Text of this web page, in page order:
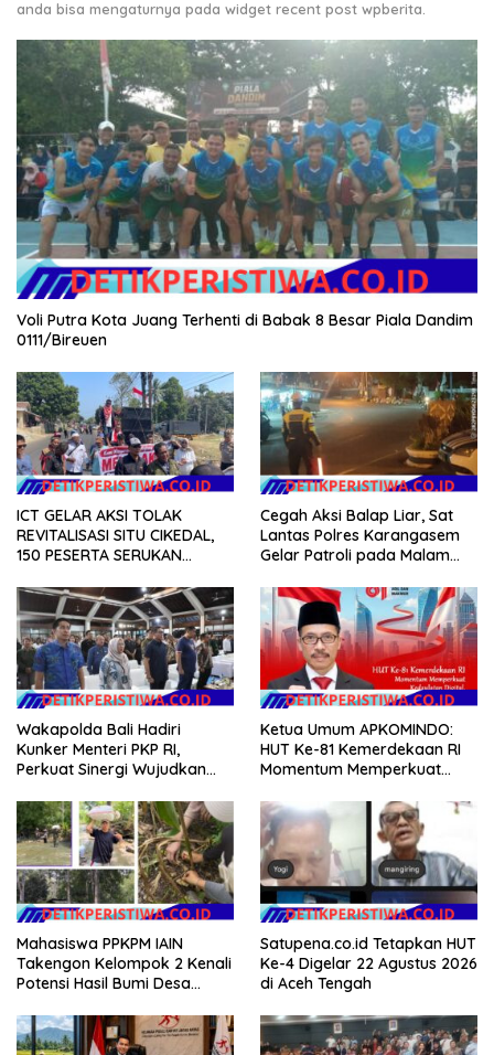
anda bisa mengaturnya pada widget recent post wpberita.
Voli Putra Kota Juang Terhenti di Babak 8 Besar Piala Dandim
0111/Bireuen
ICT GELAR AKSI TOLAK
REVITALISASI SITU CIKEDAL,
150 PESERTA SERUKAN
Cegah Aksi Balap Liar, Sat
Lantas Polres Karangasem
Gelar Patroli pada Malam
Wakapolda Bali Hadiri
Kunker Menteri PKP RI,
Perkuat Sinergi Wujudkan
Masyarakat
Ketua Umum APKOMINDO:
HUT Ke-81 Kemerdekaan RI
Momentum Memperkuat
Teknologi, dan Kepastian
Hukum Menuju Indonesia
Emas 2045
Mahasiswa PPKPM IAIN
Takengon Kelompok 2 Kenali
Potensi Hasil Bumi Desa
Satupena.co.id Tetapkan HUT
Ke-4 Digelar 22 Agustus 2026
di Aceh Tengah